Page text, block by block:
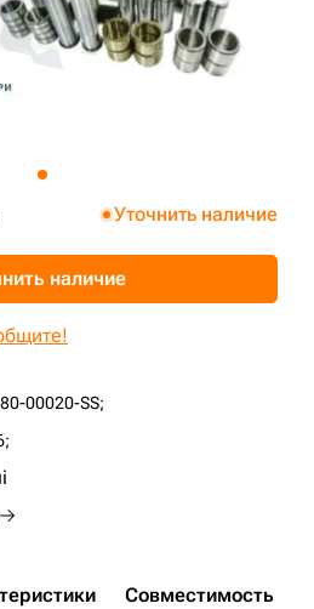
00020-SS;
Уточнить наличие
наличие
Совместимость